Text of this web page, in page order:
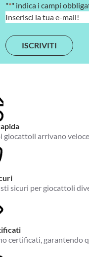
"*" indica i campi
E
a
i
l
arrivano
sicuri per giocattoli
certificati, garantendo